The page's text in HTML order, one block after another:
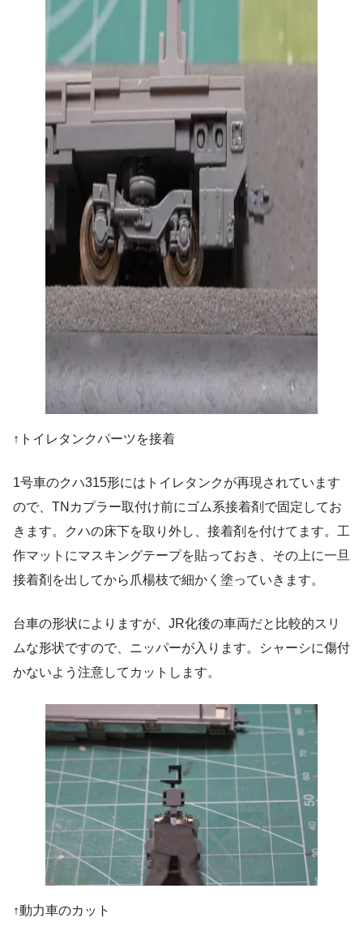
↑トイレタンクパーツを接着
1号車のクハ315形にはトイレタンクが再現されています
ので、TNカプラー取付け前にゴム系接着剤で固定してお
きます。クハの床下を取り外し、接着剤を付けてます。工
作マットにマスキングテープを貼っておき、その上に一旦
接着剤を出してから爪楊枝で細かく塗っていきます。
台車の形状によりますが、JR化後の車両だと比較的スリ
ムな形状ですので、ニッパーが入ります。シャーシに傷付
かないよう注意してカットします。
↑動力車のカット